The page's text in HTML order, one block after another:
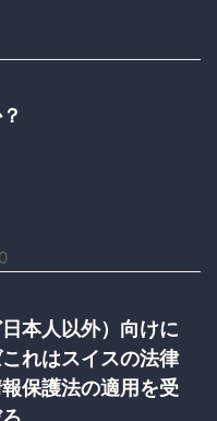
本人以外）向けに
れはスイスの法律
保護法の適用を受